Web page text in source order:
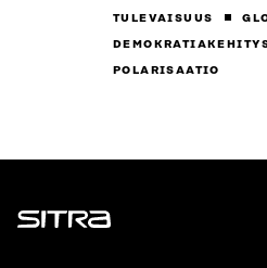
TULEVAISUUS
POLARISAATIO
Sitra